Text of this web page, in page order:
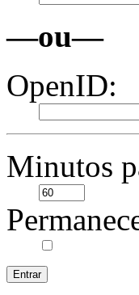
—ou—
OpenID:
Minutos